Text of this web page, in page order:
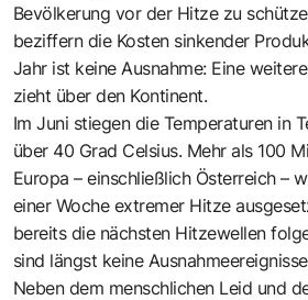
Bevölkerung vor der Hitze zu
beziffern die Kosten sinkender
Jahr ist keine Ausnahme: Eine
zieht über den Kontinent.
Im Juni stiegen die Temperaturen in
über 40 Grad Celsius. Mehr als 100
Europa – einschließlich Österreich –
einer Woche extremer Hitze
bereits die nächsten Hitzewellen
sind längst keine
Neben dem menschlichen Leid und